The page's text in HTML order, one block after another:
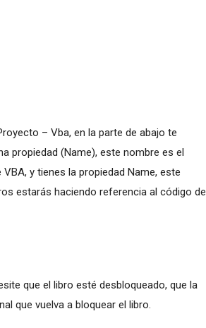
– Vba, en la parte de abajo te
propiedad (Name), este nombre es el
y tienes la propiedad Name, este
estarás haciendo referencia al código de
que el libro esté desbloqueado, que la
que vuelva a bloquear el libro.